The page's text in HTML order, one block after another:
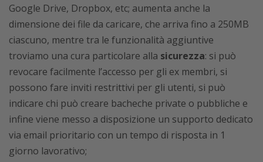
Google Drive, Dropbox, etc; aumenta anche la
dimensione dei file da caricare, che arriva fino a 250MB
ciascuno, mentre tra le funzionalità aggiuntive
troviamo una cura particolare alla sicurezza: si può
revocare facilmente l’accesso per gli ex membri, si
possono fare inviti restrittivi per gli utenti, si può
indicare chi può creare bacheche private o pubbliche e
infine viene messo a disposizione un supporto dedicato
via email prioritario con un tempo di risposta in 1
giorno lavorativo;